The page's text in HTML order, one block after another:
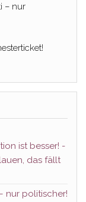
– nur
ist besser! -
das fällt
nur politischer!